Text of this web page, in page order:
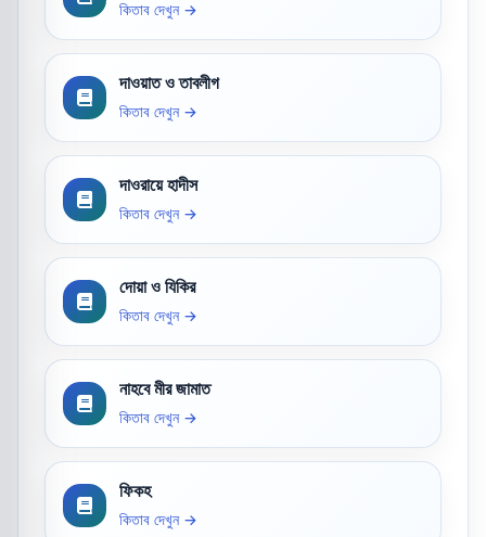
কিতাব দেখুন →
দাওয়াত ও তাবলীগ
কিতাব দেখুন →
দাওরায়ে হাদীস
কিতাব দেখুন →
দোয়া ও যিকির
কিতাব দেখুন →
নাহবে মীর জামাত
কিতাব দেখুন →
ফিকহ
কিতাব দেখুন →